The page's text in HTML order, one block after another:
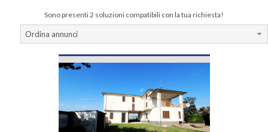
Sono presenti 2 soluzioni compatibili con la tua richiesta!
Ordina annunci